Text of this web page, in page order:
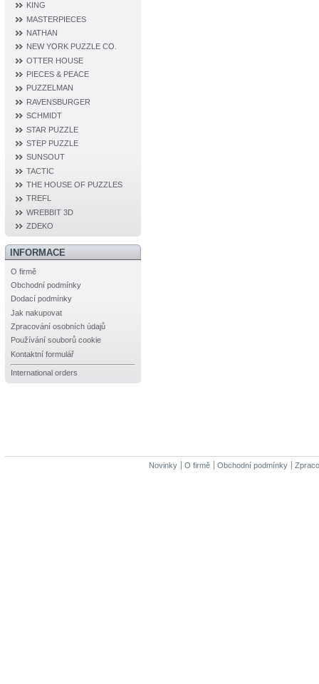
KING
MASTERPIECES
NATHAN
NEW YORK PUZZLE CO.
OTTER HOUSE
PIECES & PEACE
PUZZELMAN
RAVENSBURGER
SCHMIDT
STAR PUZZLE
STEP PUZZLE
SUNSOUT
TACTIC
THE HOUSE OF PUZZLES
TREFL
WREBBIT 3D
ZDEKO
INFORMACE
O firmě
Obchodní podmínky
Dodací podmínky
Jak nakupovat
Zpracování osobních údajů
Používání souborů cookie
Kontaktní formulář
International orders
Novinky O firmě Obchodní podmínky